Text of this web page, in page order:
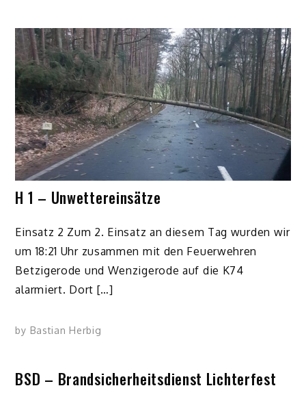
H 1 – Unwettereinsätze
Einsatz 2 Zum 2. Einsatz an diesem Tag wurden wir
um 18:21 Uhr zusammen mit den Feuerwehren
Betzigerode und Wenzigerode auf die K74
alarmiert. Dort […]
by Bastian Herbig
BSD – Brandsicherheitsdienst Lichterfest